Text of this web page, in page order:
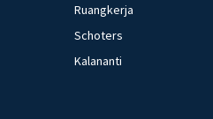
Ruangkerja
Schoters
Kalananti